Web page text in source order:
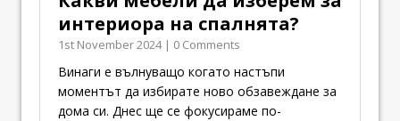
интериора на спалнята?
1st November 2024 | 0 Comments
Винаги е вълнуващо когато настъпи
моментът да избирате ново обзавеждане за
дома си. Днес ще се фокусираме по-